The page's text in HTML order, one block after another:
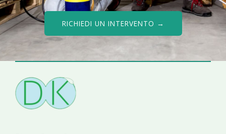
RICHIEDI UN INTERVENTO →